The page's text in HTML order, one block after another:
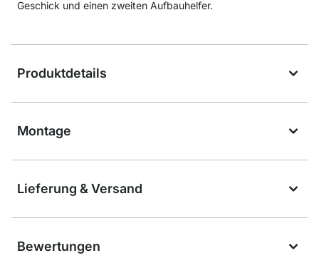
Geschick und einen zweiten Aufbauhelfer.
Produktdetails
Montage
Lieferung & Versand
Bewertungen